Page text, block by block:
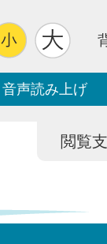
音声読み上げ
閲覧